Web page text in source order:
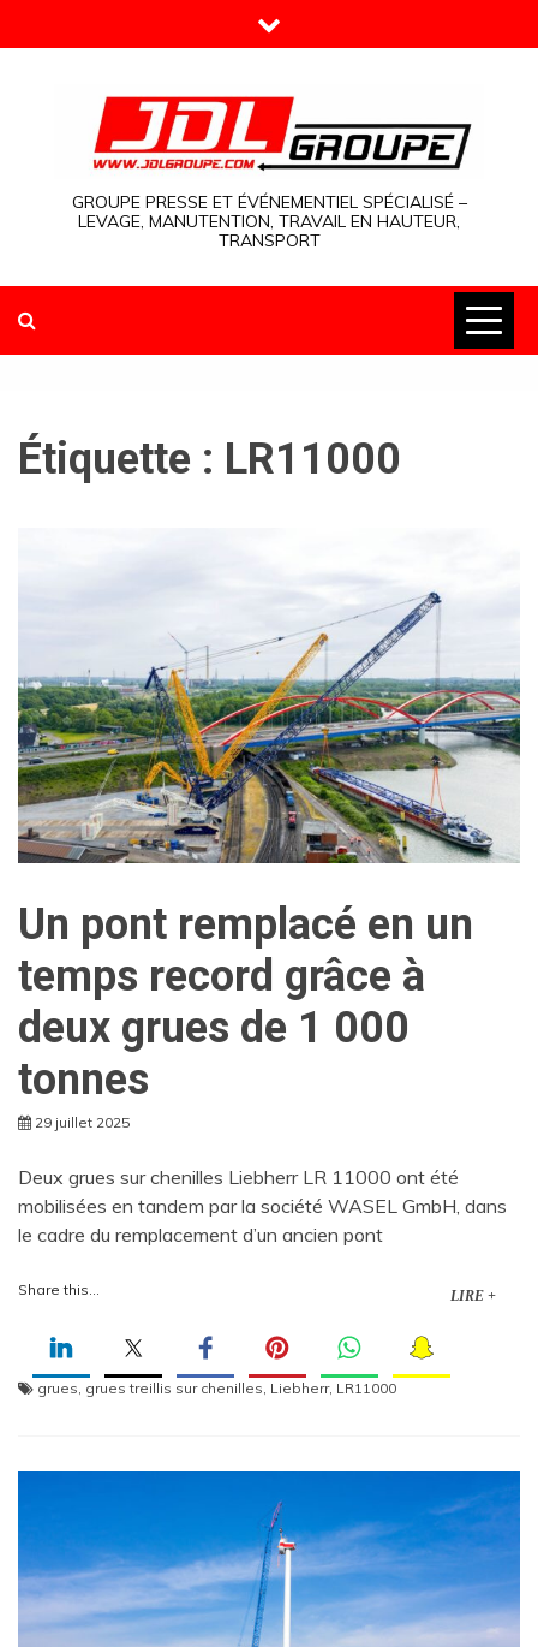
to
GROUPE PRESSE ET ÉVÉNEMENTIEL SPÉCIALISÉ –
LEVAGE, MANUTENTION, TRAVAIL EN HAUTEUR,
TRANSPORT
Étiquette : LR11000
Un pont remplacé en un
temps record grâce à
deux grues de 1 000
tonnes
29 juillet 2025
Deux grues sur chenilles Liebherr LR 11000 ont été
mobilisées en tandem par la société WASEL GmbH, dans
le cadre du remplacement d’un ancien pont
Share this... LIRE +
grues, grues treillis sur chenilles, Liebherr, LR11000